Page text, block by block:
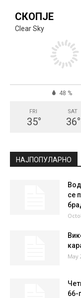
СКОПЈЕ
Clear Sky
48 %
FRI
35°
SAT
36°
НАЈПОПУЛАРНО
се
May
66-